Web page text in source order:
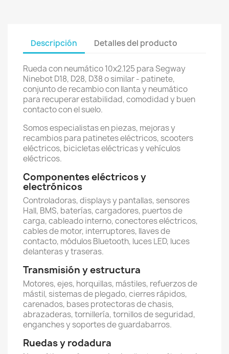
Descripción Detalles del producto
Rueda con neumático 10x2.125 para Segway
Ninebot D18, D28, D38 o similar - patinete,
conjunto de recambio con llanta y neumático
para recuperar estabilidad, comodidad y buen
contacto con el suelo.
Somos especialistas en piezas, mejoras y
recambios para patinetes eléctricos, scooters
eléctricos, bicicletas eléctricas y vehículos
eléctricos.
Componentes eléctricos y
electrónicos
Controladoras, displays y pantallas, sensores
Hall, BMS, baterías, cargadores, puertos de
carga, cableado interno, conectores eléctricos,
cables de motor, interruptores, llaves de
contacto, módulos Bluetooth, luces LED, luces
delanteras y traseras.
Transmisión y estructura
Motores, ejes, horquillas, mástiles, refuerzos de
mástil, sistemas de plegado, cierres rápidos,
carenados, bases protectoras de chasis,
abrazaderas, tornillería, tornillos de seguridad,
enganches y soportes de guardabarros.
Ruedas y rodadura